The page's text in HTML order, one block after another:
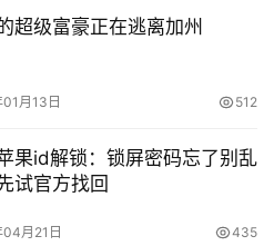
超级富豪正在逃离加州
月13日 512
果id解锁：锁屏密码忘了别乱
试官方找回
月21日 435